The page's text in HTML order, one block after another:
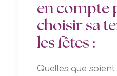
en compte
choisir sa
les fêtes :
Quelles que